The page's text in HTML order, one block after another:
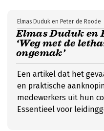
Elmas Duduk en
‘Weg met de
ongemak’
Elmas Duduk en Peter de Roode
Een artikel dat het
en praktische
medewerkers uit hun
Essentieel voor